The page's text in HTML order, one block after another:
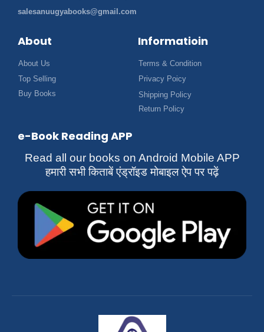
salesanuugyabooks@gmail.com
About
About Us
Top Selling
Buy Books
Informatioin
Terms & Condition
Privacy Poicy
Shipping Policy
Return Policy
e-Book Reading APP
Read all our books on Android Mobile APP
हमारी सभी किताबें एंड्रॉइड मोबाइल ऐप पर पढ़ें